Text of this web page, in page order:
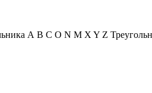
А В С О N M X Y Z